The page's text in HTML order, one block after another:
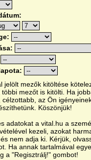
jelölt mezők kitöltése
mezőt is kitölti. Ha
célzottabb, az Ön
Köszönjük!
adatokat a vital.hu a
kezeli, azokat
nem adja ki. Kérjük,
Ha annak tartalmával
a "Regisztrálj!" gombot!